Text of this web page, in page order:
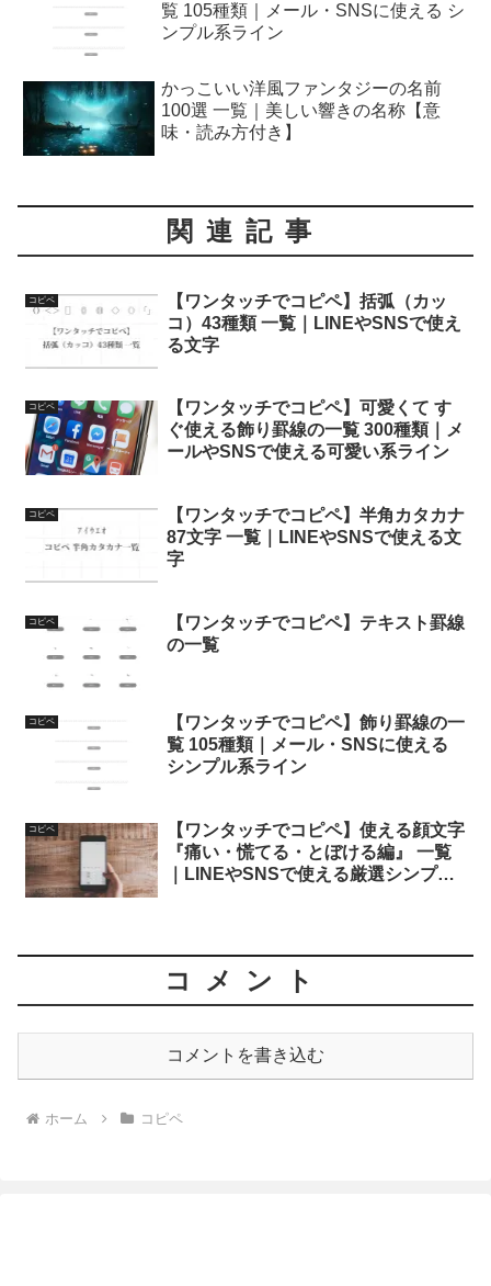
覧 105種類｜メール・SNSに使える シ
ンプル系ライン
かっこいい洋風ファンタジーの名前
100選 一覧｜美しい響きの名称【意
味・読み方付き】
関連記事
コピペ
【ワンタッチでコピペ】括弧（カッ
コ）43種類 一覧｜LINEやSNSで使え
る文字
コピペ
【ワンタッチでコピペ】可愛くて す
ぐ使える飾り罫線の一覧 300種類｜メ
ールやSNSで使える可愛い系ライン
コピペ
【ワンタッチでコピペ】半角カタカナ
87文字 一覧｜LINEやSNSで使える文
字
コピペ
【ワンタッチでコピペ】テキスト罫線
の一覧
コピペ
【ワンタッチでコピペ】飾り罫線の一
覧 105種類｜メール・SNSに使える
シンプル系ライン
コピペ
【ワンタッチでコピペ】使える顔文字
『痛い・慌てる・とぼける編』 一覧
｜LINEやSNSで使える厳選シンプル
コメント
コメントを書き込む
ホーム コピペ